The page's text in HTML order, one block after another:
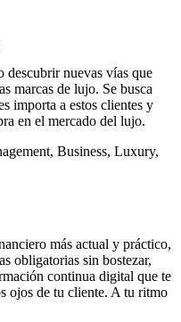
descubrir nuevas vías que
marcas de lujo. Se busca
importa a estos clientes y
en el mercado del lujo.
, Business, Luxury,
más actual y práctico,
obligatorias sin bostezar,
continua digital que te
ojos de tu cliente. A tu ritmo